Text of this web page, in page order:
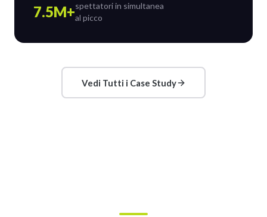
7.5M+spettatori in simultanea
al picco
Vedi Tutti i Case Study